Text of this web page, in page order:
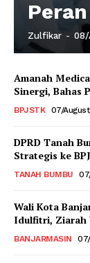
Zulfikar -
Amanah
Sinergi, Bahas
BPJSTK 07/
DPRD Tanah
Strategis ke
TANAH BUMBU
Wali Kota
Idulfitri, Ziarah
BANJARMASIN